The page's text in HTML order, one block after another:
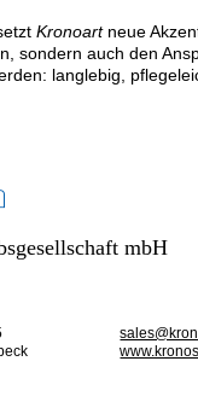
Kronoartneue
sondern auch den
langlebig,
mbH